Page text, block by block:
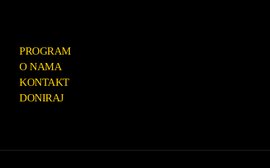
PROGRAM
O NAMA
KONTAKT
DONIRAJ